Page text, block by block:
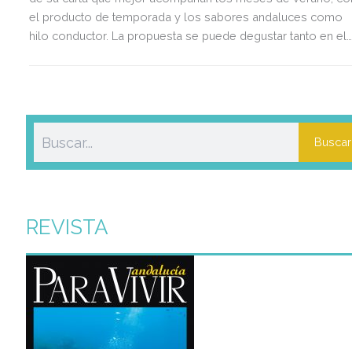
el producto de temporada y los sabores andaluces como
hilo conductor. La propuesta se puede degustar tanto en el
Buscar
REVISTA